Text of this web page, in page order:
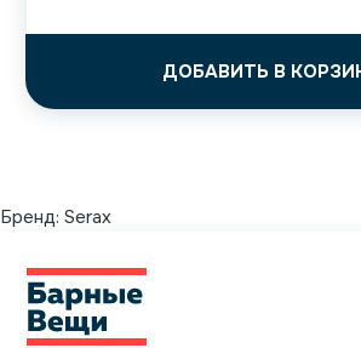
ДОБАВИТЬ В
Бренд: Serax